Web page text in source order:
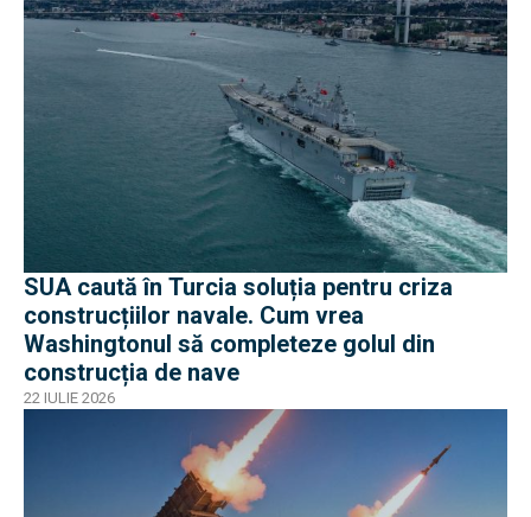
SUA caută în Turcia soluția pentru criza
construcțiilor navale. Cum vrea
Washingtonul să completeze golul din
construcția de nave
22 IULIE 2026